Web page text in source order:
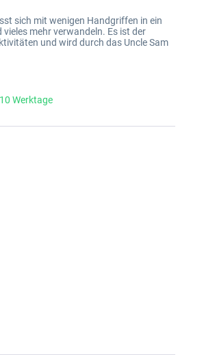
sich mit wenigen Handgriffen in ein
mehr verwandeln. Es ist der
und wird durch das Uncle Sam
Werktage